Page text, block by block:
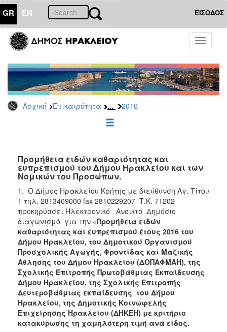
GR EN ΕΙΣΟΔΟΣ
Toggle
Αρχική Επικαιρότητα ... 2016
ΕΠΙΚΑΙΡΟΤΗΤΑ
-
Δημοπρασίες
Αρχείο
2026
2022
2020
2019
2018
2017
2016
2015
2013
Προμήθεια ειδών καθαριότητας και
ευπρεπισμού του Δήμου Ηρακλείου και των
Νομικών του Προσώπων.
1. Ο Δήμος Ηρακλείου Κρήτης με διεύθυνση Αγ. Τίτου
1 τηλ. 2813409000 fax 2810229207 Τ.Κ. 71202
προκηρύσσει Ηλεκτρονικό Ανοικτό Δημόσιο
διαγωνισμό για την «Προμήθεια ειδών
καθαριότητας και ευπρεπισμού έτους 2016 του
Δήμου Ηρακλείου, του Δημοτικού Οργανισμού
Προσχολικής Αγωγής, Φροντίδας και Μαζικής
Άθλησης του Δήμου Ηρακλείου (ΔΟΠΑΦΜΑΗ), της
Σχολικής Επιτροπής Πρωτοβάθμιας Εκπαίδευσης
Δήμου Ηρακλείου, της Σχολικής Επιτροπής
Δευτεροβάθμιας εκπαίδευσης του Δήμου
Ηρακλείου, της Δημοτικής Κοινωφελής
Επιχείρησης Ηρακλείου (ΔΗΚΕΗ) με κριτήριο
κατακύρωσης τη χαμηλότερη τιμή ανά είδος.